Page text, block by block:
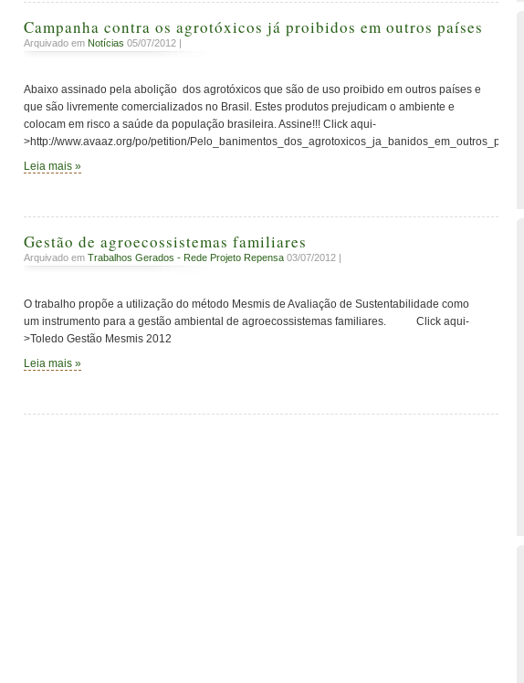
Campanha contra os agrotóxicos‏ já proibidos em outros países
Arquivado em Notícias 05/07/2012 |
Abaixo assinado pela abolição dos agrotóxicos que são de uso proibido em outros países e
que são livremente comercializados no Brasil. Estes produtos prejudicam o ambiente e
colocam em risco a saúde da população brasileira. Assine!!! Click aqui-
>http://www.avaaz.org/po/petition/Pelo_banimentos_dos_agrotoxicos_ja_banidos_em_outros_paises/
Leia mais »
Gestão de agroecossistemas familiares
Arquivado em Trabalhos Gerados - Rede Projeto Repensa 03/07/2012 |
O trabalho propõe a utilização do método Mesmis de Avaliação de Sustentabilidade como
um instrumento para a gestão ambiental de agroecossistemas familiares. Click aqui-
>Toledo Gestão Mesmis 2012
Leia mais »